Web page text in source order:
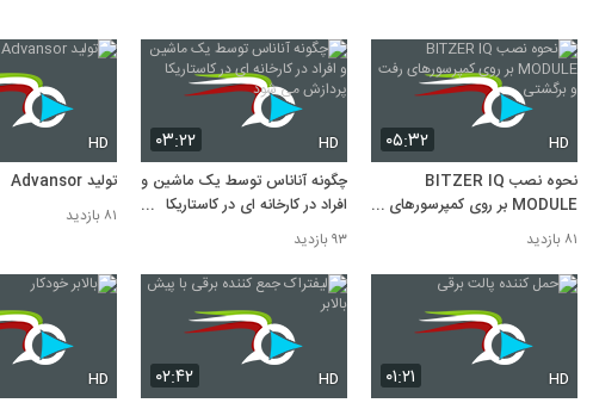
۰۵:۳۲ HD
نحوه نصب BITZER IQ
MODULE بر روی کمپرسورهای
رفت و برگشتی
۸۱ بازدید
۰۳:۲۲ HD
چگونه آناناس توسط یک ماشین و
افراد در کارخانه ای در کاستاریکا
پردازش می شود
۹۳ بازدید
HD
تولید Advansor
۸۱ بازدید
۰۱:۲۱ HD ۰۲:۴۲ HD
HD